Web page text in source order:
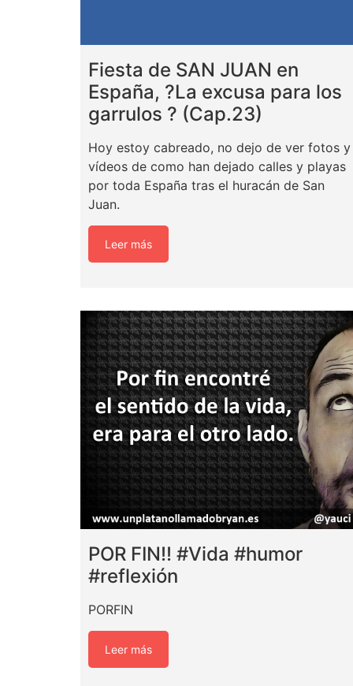
Fiesta de SAN JUAN en
España, ?La excusa para los
garrulos ? (Cap.23)
Hoy estoy cabreado, no dejo de ver fotos y
vídeos de como han dejado calles y playas
por toda España tras el huracán de San
Juan.
Leer más
POR FIN!! #Vida #humor
#reflexión
PORFIN
Leer más